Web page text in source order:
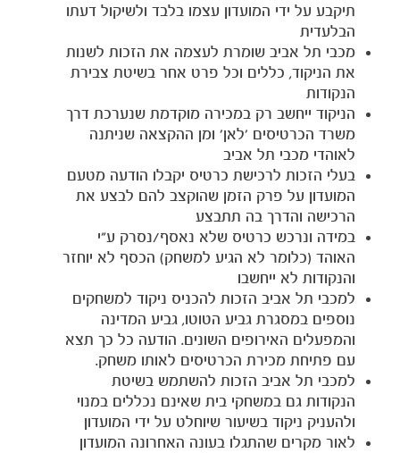
תיקבע על ידי המועדון עצמו בלבד ולשיקול דעתו
הבלעדית
מכבי תל אביב שומרת לעצמה את הזכות לשנות
את הניקוד, כללים וכל פרט אחר בשיטת צבירת
הנקודות
הניקוד ייחשב רק במכירה מוקדמת שנערכת דרך
משרד הכרטיסים 'לאן' ומן ההקצאה שניתנה
לאוהדי מכבי תל אביב
בעלי הזכות לרכישת כרטיס יקבלו הודעה מטעם
המועדון על פרק הזמן שהוקצב להם לבצע את
הרכישה והדרך בה תתבצע
במידה ונרכש כרטיס שלא נאסף/נסרק ע"י
האוהד (כלומר לא הגיע למשחק) הכסף לא יוחזר
והנקודות לא ייחשבו
למכבי תל אביב הזכות להכניס ניקוד למשחקים
נוספים במסגרת גביע הטוטו, גביע המדינה
והמפעלים האירופים השונים. הודעה כל כך תצא
עם פתיחת מכירת הכרטיסים לאותו משחק.
למכבי תל אביב הזכות להשתמש בשיטת
הנקודות גם במשחקי בית שאינם נכללים במנוי
ולהעניק ניקוד בשיעור שיוחלט על ידי המועדון
לאור מקרים שהתגלו בעונה האחרונה המועדון